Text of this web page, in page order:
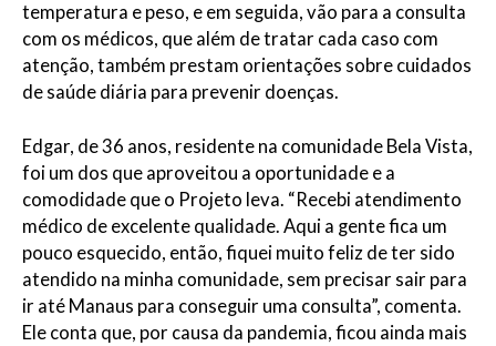
temperatura e peso, e em seguida, vão para a consulta
com os médicos, que além de tratar cada caso com
atenção, também prestam orientações sobre cuidados
de saúde diária para prevenir doenças.
Edgar, de 36 anos, residente na comunidade Bela Vista,
foi um dos que aproveitou a oportunidade e a
comodidade que o Projeto leva. “Recebi atendimento
médico de excelente qualidade. Aqui a gente fica um
pouco esquecido, então, fiquei muito feliz de ter sido
atendido na minha comunidade, sem precisar sair para
ir até Manaus para conseguir uma consulta”, comenta.
Ele conta que, por causa da pandemia, ficou ainda mais